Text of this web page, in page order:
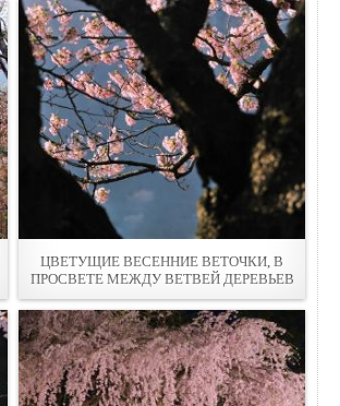
ЦВЕТУЩИЕ ВЕСЕННИЕ ВЕТОЧКИ, В
ПРОСВЕТЕ МЕЖДУ ВЕТВЕЙ ДЕРЕВЬЕВ